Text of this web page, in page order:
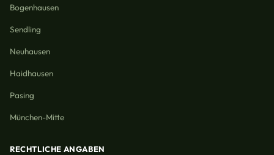
Bogenhausen
Sendling
Neuhausen
Haidhausen
Pasing
München-Mitte
RECHTLICHE ANGABEN